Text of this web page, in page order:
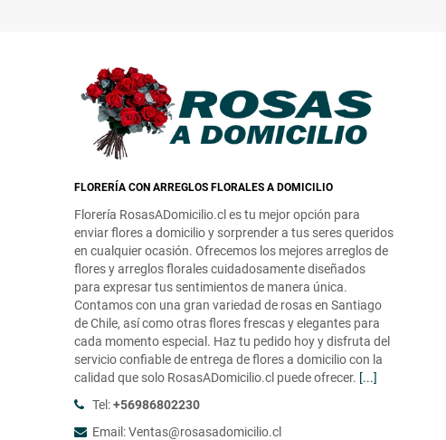
FLORERÍA CON ARREGLOS FLORALES A DOMICILIO
Florería RosasADomicilio.cl es tu mejor opción para
enviar flores a domicilio y sorprender a tus seres queridos
en cualquier ocasión. Ofrecemos los mejores arreglos de
flores y arreglos florales cuidadosamente diseñados
para expresar tus sentimientos de manera única.
Contamos con una gran variedad de rosas en Santiago
de Chile, así como otras flores frescas y elegantes para
cada momento especial. Haz tu pedido hoy y disfruta del
servicio confiable de entrega de flores a domicilio con la
calidad que solo RosasADomicilio.cl puede ofrecer. [...]
Tel:+56986802230
Email: Ventas@rosasadomicilio.cl